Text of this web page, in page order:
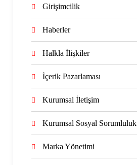
Girişimcilik
Haberler
Halkla İlişkiler
İçerik Pazarlaması
Kurumsal İletişim
Kurumsal Sosyal Sorumluluk
Marka Yönetimi